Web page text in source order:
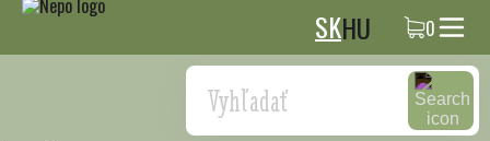
SKHU 0
Search